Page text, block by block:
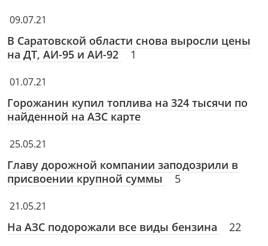
09.07.21
В Саратовской области снова выросли цены
на ДТ, АИ-95 и АИ-92
1
01.07.21
Горожанин купил топлива на 324 тысячи по
найденной на АЗС карте
25.05.21
Главу дорожной компании заподозрили в
присвоении крупной суммы
5
21.05.21
На АЗС подорожали все виды бензина 22